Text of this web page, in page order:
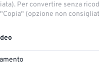
Per convertire senza
(opzione non